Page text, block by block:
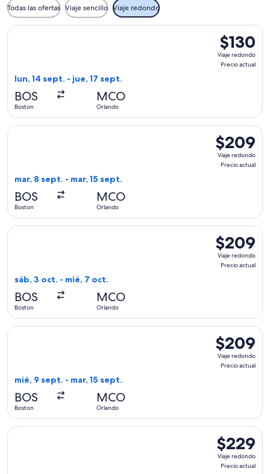
Todas las ofertas Viaje sencillo Viaje redondo
$130
Viaje
redondo,
$130
Viaje redondo
Precio actual
lun, 14 sept. - jue, 17 sept.
BOS
Boston
MCO
Orlando
Seleccionar vuelo de Frontier Airlines, con salida el lun, 14
$209
Viaje
redondo,
$209
Viaje redondo
Precio actual
mar, 8 sept. - mar, 15 sept.
BOS
Boston
MCO
Orlando
Seleccionar vuelo de Delta, con salida el mar, 8 sept.
$209
Viaje
redondo,
$209
Viaje redondo
Precio actual
sáb, 3 oct. - mié, 7 oct.
BOS
Boston
MCO
Orlando
Seleccionar vuelo de JetBlue Airways, con salida el sáb, 3
$209
Viaje
redondo,
$209
Viaje redondo
Precio actual
mié, 9 sept. - mar, 15 sept.
BOS
Boston
MCO
Orlando
Seleccionar vuelo de American Airlines, con salida el mié,
$229
Viaje
redondo,
$229
Viaje redondo
Precio actual
Seleccionar vuelo de Southwest Airlines, con salida el mié,